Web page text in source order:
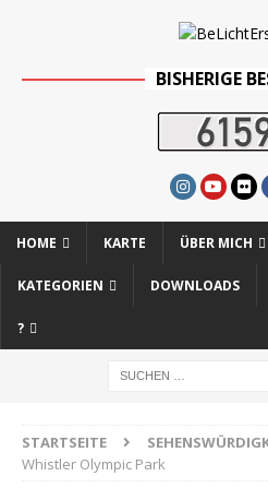
BISHERIGE
HOME KARTE ÜBER MICH
KATEGORIEN DOWNLOADS
?
STARTSEITE
Whistler Olympic Park